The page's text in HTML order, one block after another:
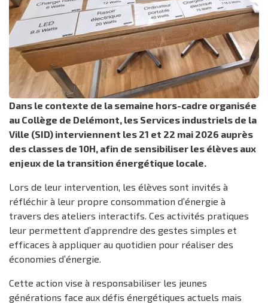
Dans le contexte de la semaine hors-cadre organisée
au Collège de Delémont, les Services industriels de la
Ville (SID) interviennent les 21 et 22 mai 2026 auprès
des classes de 10H, afin de sensibiliser les élèves aux
enjeux de la transition énergétique locale.
Lors de leur intervention, les élèves sont invités à
réfléchir à leur propre consommation d’énergie à
travers des ateliers interactifs. Ces activités pratiques
leur permettent d’apprendre des gestes simples et
efficaces à appliquer au quotidien pour réaliser des
économies d’énergie.
Cette action vise à responsabiliser les jeunes
générations face aux défis énergétiques actuels mais